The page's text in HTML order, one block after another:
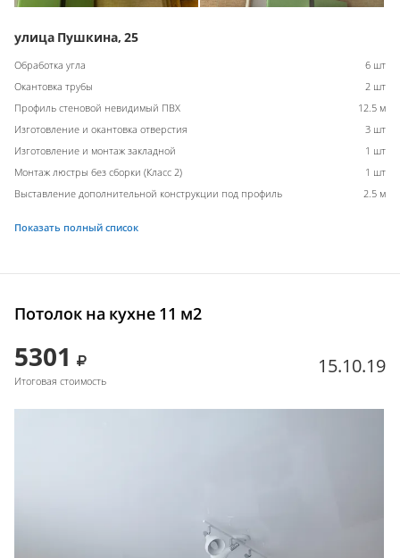
улица Пушкина, 25
Обработка угла
6 шт
Окантовка трубы
2 шт
Профиль стеновой невидимый ПВХ
12.5 м
Изготовление и окантовка отверстия
3 шт
Изготовление и монтаж закладной
1 шт
Монтаж люстры без сборки (Класс 2)
1 шт
Выставление дополнительной конструкции под профиль
2.5 м
Показать полный список
Потолок на кухне 11 м2
5301
Итоговая стоимость
15.10.19